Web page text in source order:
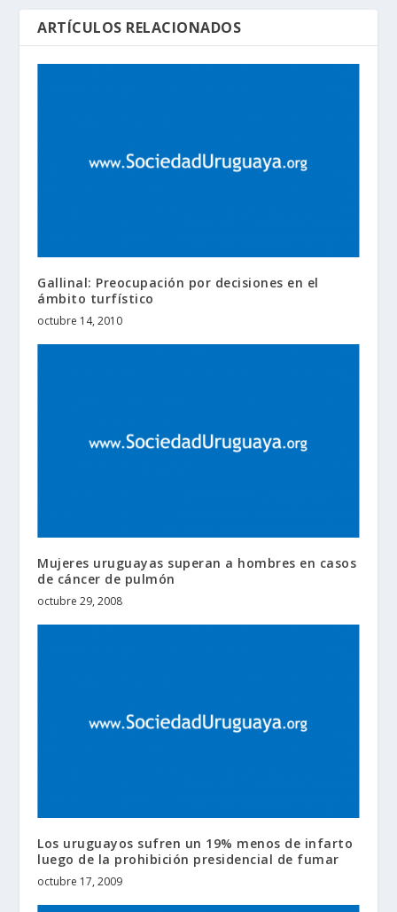
ARTÍCULOS RELACIONADOS
Gallinal: Preocupación por decisiones en el
ámbito turfístico
octubre 14, 2010
Mujeres uruguayas superan a hombres en casos
de cáncer de pulmón
octubre 29, 2008
Los uruguayos sufren un 19% menos de infarto
luego de la prohibición presidencial de fumar
octubre 17, 2009